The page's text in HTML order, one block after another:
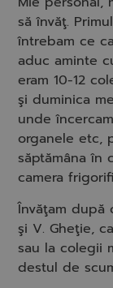
să învăţ.
întrebam ce
aduc aminte
eram 10-12
şi duminica
unde
organele etc,
săptămâna în
camera
Învăţam după
şi V. Gheţie,
sau la colegii
destul de